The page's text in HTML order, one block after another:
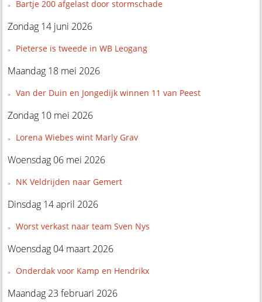
Bartje 200 afgelast door stormschade
Zondag 14 juni 2026
Pieterse is tweede in WB Leogang
Maandag 18 mei 2026
Van der Duin en Jongedijk winnen 11 van Peest
Zondag 10 mei 2026
Lorena Wiebes wint Marly Grav
Woensdag 06 mei 2026
NK Veldrijden naar Gemert
Dinsdag 14 april 2026
Worst verkast naar team Sven Nys
Woensdag 04 maart 2026
Onderdak voor Kamp en Hendrikx
Maandag 23 februari 2026